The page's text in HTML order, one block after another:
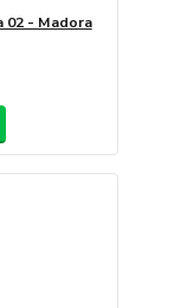
02 - Madora